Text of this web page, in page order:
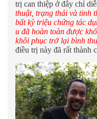
trị can thiệp ở đây chỉ
thuật, trạng thái và tinh
bất kỳ triệu chứng tác
u đã hoàn toàn được
khôi phục trở lại bình
điều trị này đã rất thành